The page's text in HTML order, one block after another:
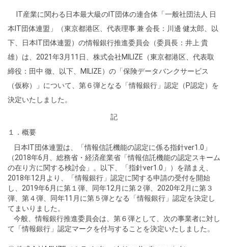
IT産業に関わる日本最大級のIT団体の連合体「一般社団法人 日
本IT団体連盟」（東京都港区、代表理事 兼 会長：川邊 健太郎、以
下、日本IT団体連盟）の情報銀行推進委員会（委員長：井上 貴
雄）は、2021年3月11日、株式会社MILIZE（東京都港区、代表取
締役：田中 徹、以下、MILIZE）の「保険データバンクサービス
（仮称）」について、第６弾となる「情報銀行」認定（P認定）を
決定いたしました。
記
１． 概要
日本IT団体連盟は、「情報信託機能の認定に係る指針ver1.0」
（2018年6月、総務省・経済産業省「情報信託機能の認定スキーム
の在り方に関する検討会」。以下、「指針ver1.0」）を踏まえ、
2018年12月より、「情報銀行」認定に関する申請の受付を開始
し、2019年6月に第１弾、同年12月に第２弾、2020年2月に第３
弾、第４弾、同年11月に第５弾となる「情報銀行」認定を決定し
てまいりました。
今般、情報銀行推進委員会は、第６弾として、次の事業者に対し
て「情報銀行」認定マークを付与することを決定いたしました。